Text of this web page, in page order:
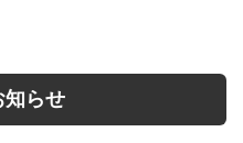
知らせ